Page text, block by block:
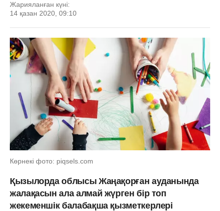
Жарияланған күні:
14 қазан 2020, 09:10
Көрнекі фото: piqsels.com
Қызылорда облысы Жаңақорған ауданында
жалақасын ала алмай жүрген бір топ
жекеменшік балабақша қызметкерлері